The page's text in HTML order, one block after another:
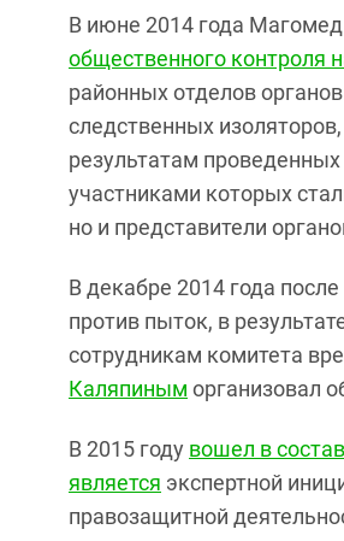
В июне 2014 года
общественного контроля
районных отделов
следственных
результатам
участниками которых
но и представители
В декабре 2014 года
против пыток, в
сотрудникам комитета
Каляпиным организовал
В 2015 году вошел в состав
является экспертной
правозащитной